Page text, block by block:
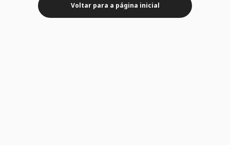
Voltar para a página inicial